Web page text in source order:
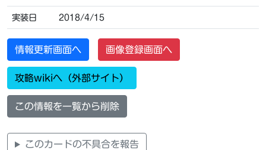
実装日 2018/4/15
情報更新画面へ 画像登録画面へ
攻略wikiへ（外部サイト）
この情報を一覧から削除
このカードの不具合を報告